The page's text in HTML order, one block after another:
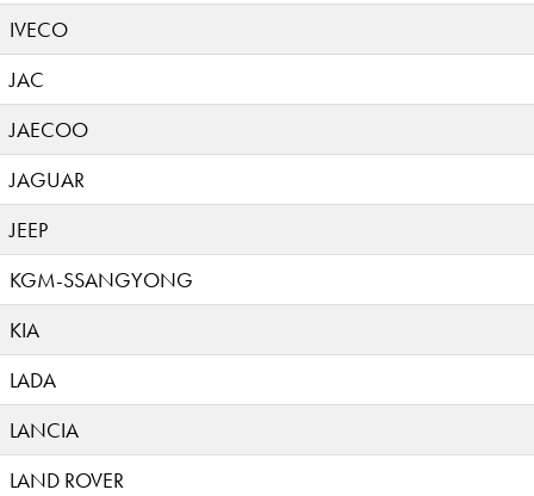
IVECO
JAC
JAECOO
JAGUAR
JEEP
KGM-SSANGYONG
KIA
LADA
LANCIA
LAND ROVER